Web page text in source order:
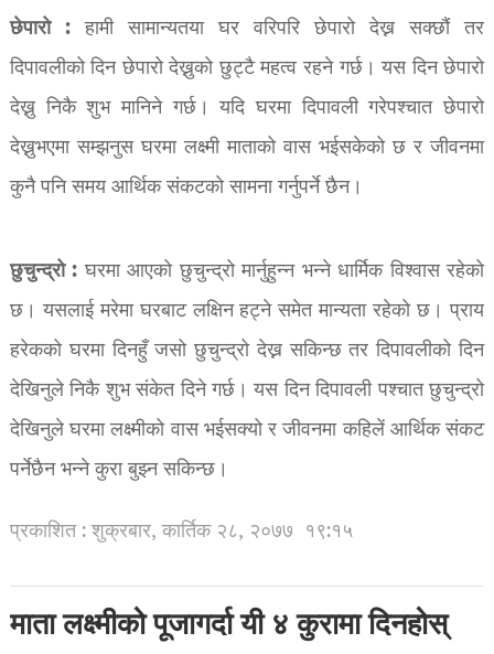
छेपारो :हामी सामान्यतया घर वरिपरि छेपारो देख्न सक्छौं तर
दिपावलीको दिन छेपारो देख्नुको छुट्टै महत्व रहने गर्छ। यस दिन छेपारो
देख्नु निकै शुभ मानिने गर्छ। यदि घरमा दिपावली गरेपश्चात छेपारो
देख्नुभएमा सम्झनुस घरमा लक्ष्मी माताको वास भईसकेको छ र जीवनमा
कुनै पनि समय आर्थिक संकटको सामना गर्नुपर्ने छैन।
छुचुन्द्रो : घरमा आएको छुचुन्द्रो मार्नुहुन्न भन्ने धार्मिक विश्वास रहेको
छ। यसलाई मरेमा घरबाट लक्षिन हट्ने समेत मान्यता रहेको छ। प्राय
हरेकको घरमा दिनहुँ जसो छुचुन्द्रो देख्न सकिन्छ तर दिपावलीको दिन
देखिनुले निकै शुभ संकेत दिने गर्छ। यस दिन दिपावली पश्चात छुचुन्द्रो
देखिनुले घरमा लक्ष्मीको वास भईसक्यो र जीवनमा कहिलें आर्थिक संकट
पर्नेछैन भन्ने कुरा बुझ्न सकिन्छ।
प्रकाशित : शुक्रबार, कार्तिक २८, २०७७ १९:१५
माता लक्ष्मीको पूजागर्दा यी ४ कुरामा दिनहोस्